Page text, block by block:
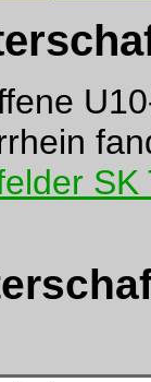
SK